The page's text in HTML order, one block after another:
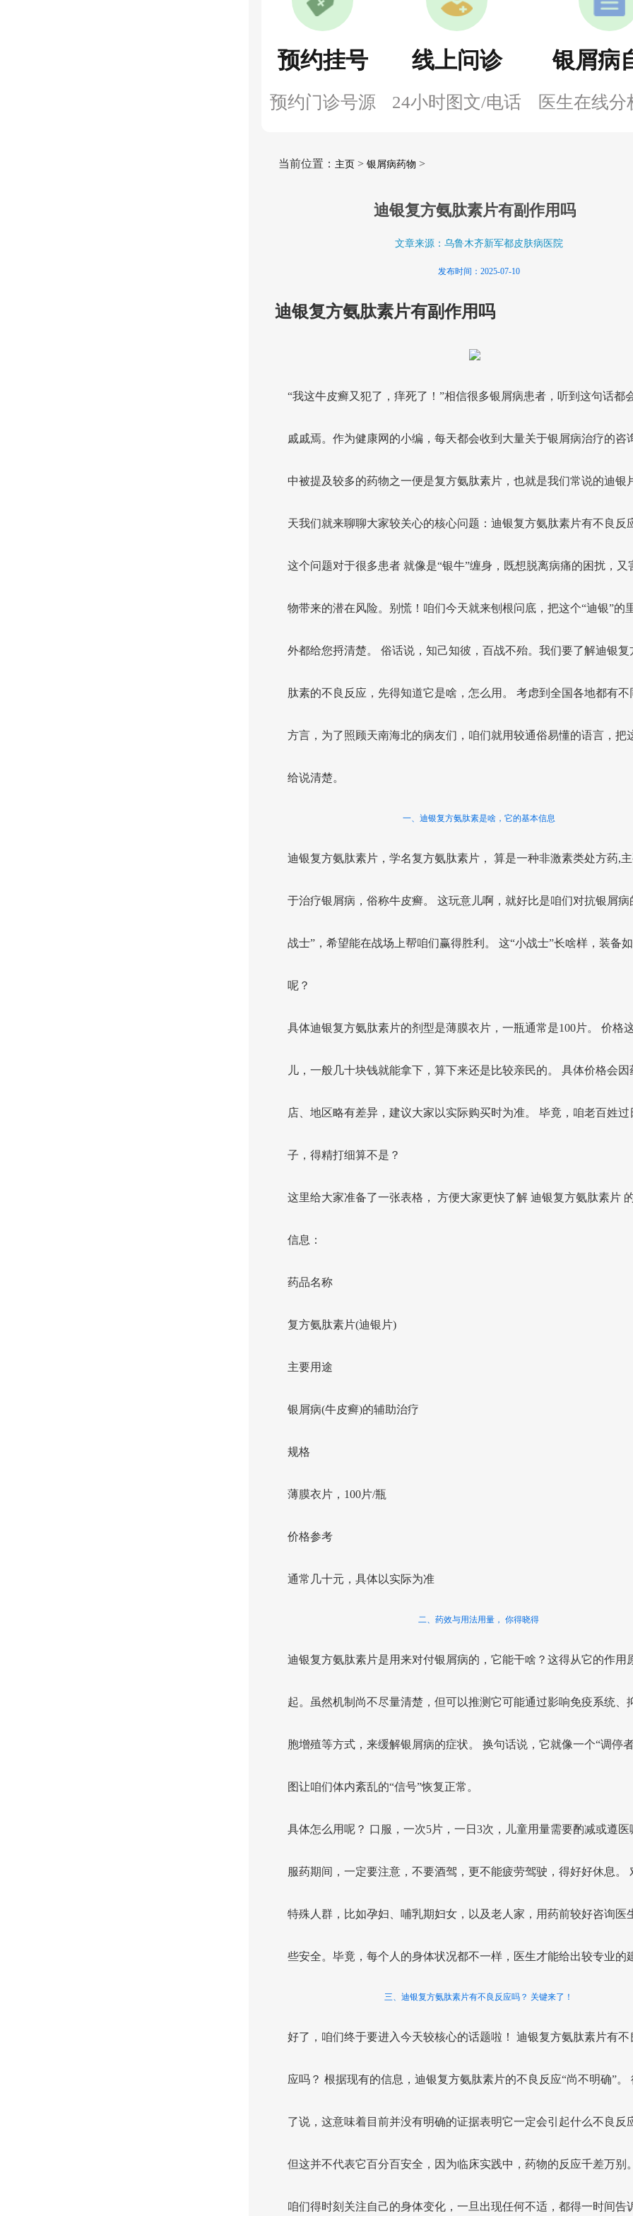
预约挂号
预约门诊号源
线上问诊
24小时图文/电话
银屑病
医生在线分
当前位置： 主页> 银屑病药物 >
迪银复方氨肽素片有副作用吗
文章来源：乌鲁木齐新军都皮肤病医院
发布时间：2025-07-10
迪银复方氨肽素片有副作用吗
“我这牛皮癣又犯了，痒死了！”相信很多银屑病患者，听到这句话都
戚戚焉。作为健康网的小编，每天都会收到大量关于银屑病治疗的咨
中被提及较多的药物之一便是复方氨肽素片，也就是我们常说的迪银
天我们就来聊聊大家较关心的核心问题：迪银复方氨肽素片有不良反
这个问题对于很多患者 就像是“银牛”缠身，既想脱离病痛的困扰，又
物带来的潜在风险。别慌！咱们今天就来刨根问底，把这个“迪银”的
外都给您捋清楚。 俗话说，知己知彼，百战不殆。我们要了解迪银复
肽素的不良反应，先得知道它是啥，怎么用。 考虑到全国各地都有不
方言，为了照顾天南海北的病友们，咱们就用较通俗易懂的语言，把
给说清楚。
一、迪银复方氨肽素是啥，它的基本信息
迪银复方氨肽素片，学名复方氨肽素片， 算是一种非激素类处方药,主
于治疗银屑病，俗称牛皮癣。 这玩意儿啊，就好比是咱们对抗银屑病
战士”，希望能在战场上帮咱们赢得胜利。 这“小战士”长啥样，装备
呢？
具体迪银复方氨肽素片的剂型是薄膜衣片，一瓶通常是100片。 价格
儿，一般几十块钱就能拿下，算下来还是比较亲民的。 具体价格会因
店、地区略有差异，建议大家以实际购买时为准。 毕竟，咱老百姓过
子，得精打细算不是？
这里给大家准备了一张表格， 方便大家更快了解 迪银复方氨肽素片
信息：
药品名称
复方氨肽素片(迪银片)
主要用途
银屑病(牛皮癣)的辅助治疗
规格
薄膜衣片，100片/瓶
价格参考
通常几十元，具体以实际为准
二、药效与用法用量， 你得晓得
迪银复方氨肽素片是用来对付银屑病的，它能干啥？这得从它的作用
起。虽然机制尚不尽量清楚，但可以推测它可能通过影响免疫系统、
胞增殖等方式，来缓解银屑病的症状。 换句话说，它就像一个“调停
图让咱们体内紊乱的“信号”恢复正常。
具体怎么用呢？ 口服，一次5片，一日3次，儿童用量需要酌减或遵医
服药期间，一定要注意，不要酒驾，更不能疲劳驾驶，得好好休息。
特殊人群，比如孕妇、哺乳期妇女，以及老人家，用药前较好咨询医
些安全。毕竟，每个人的身体状况都不一样，医生才能给出较专业的
三、迪银复方氨肽素片有不良反应吗？ 关键来了！
好了，咱们终于要进入今天较核心的话题啦！ 迪银复方氨肽素片有不
应吗？ 根据现有的信息，迪银复方氨肽素片的不良反应“尚不明确”。
了说，这意味着目前并没有明确的证据表明它一定会引起什么不良反
但这并不代表它百分百安全，因为临床实践中，药物的反应千差万别
咱们得时刻关注自己的身体变化，一旦出现任何不适，都得一时间告